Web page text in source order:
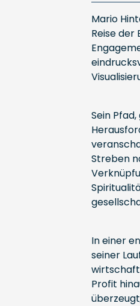
Mario
Reise der
Sein
Streben
In einer
seiner
Profit